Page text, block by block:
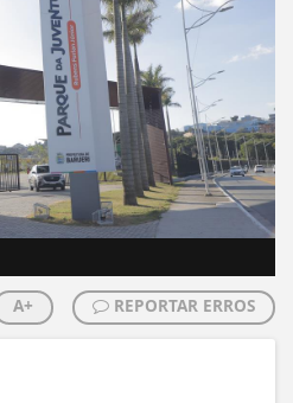
A+ REPORTAR ERROS